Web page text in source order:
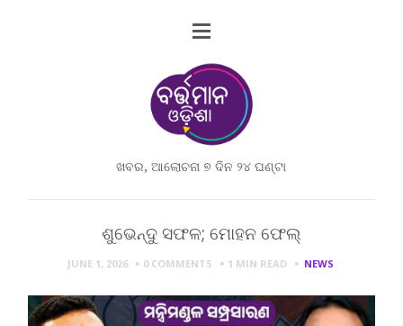
ଖବର, ଆଲୋଚନା ୭ ଦିନ ୨୪ ଘଣ୍ଟା
ଶୁଭେନ୍ଦୁ ସଫଳ; ମୋହନ ଫେଲ୍
JUNE 1, 2026 0 COMMENTS 1 MIN READ NEWS